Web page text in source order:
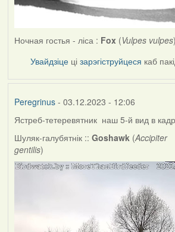
Ночная гостья - ліса : Fox(Vulpes vulpes)
Увайдзіце цізарэгіструйцеся каб
Peregrinus- 03.12.2023 - 12:06
Ястреб-тетеревятник наш 5-й вид в
Шуляк-галубятнік :: Goshawk (Accipiter
gentilis)